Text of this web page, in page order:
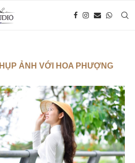
ẢNH VỚI HOA PHƯỢNG